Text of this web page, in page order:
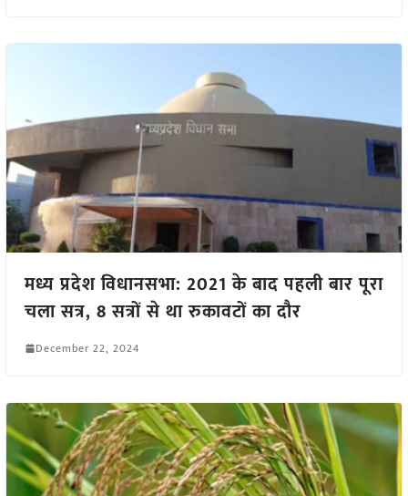
मध्य प्रदेश विधानसभा: 2021 के बाद पहली बार पूरा
चला सत्र, 8 सत्रों से था रुकावटों का दौर
December 22, 2024